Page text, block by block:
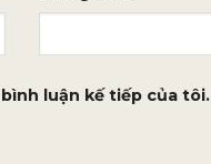
luận kế tiếp của tôi.